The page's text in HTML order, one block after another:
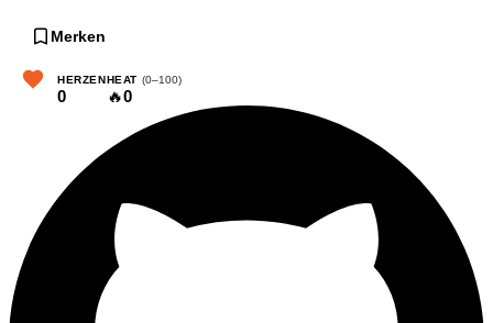
Merken
HERZEN
0
HEAT (0–100)
🔥0